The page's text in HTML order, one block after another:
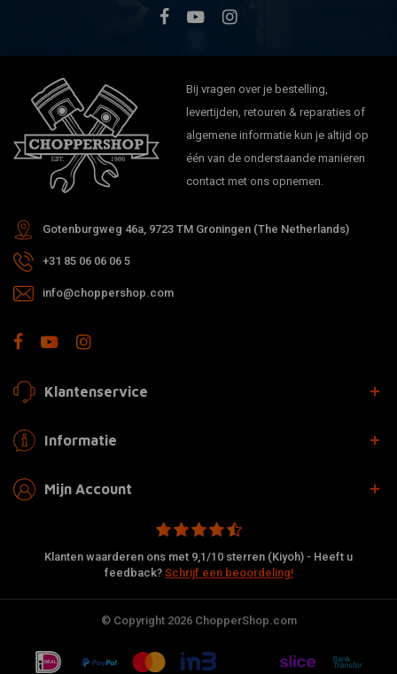
Bij vragen over je bestelling,
levertijden, retouren & reparaties of
algemene informatie kun je altijd op
één van de onderstaande manieren
contact met ons opnemen.
Gotenburgweg 46a, 9723 TM Groningen (The Netherlands)
+31 85 06 06 06 5
info@choppershop.com
Klantenservice
Informatie
Mijn Account
Klanten waarderen ons met 9,1/10 sterren (Kiyoh) - Heeft u
feedback? Schrijf een beoordeling!
© Copyright 2026 ChopperShop.com